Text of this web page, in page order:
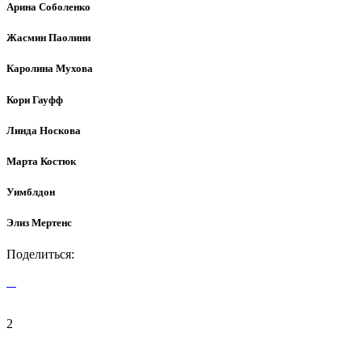
Арина Соболенко
Жасмин Паолини
Каролина Мухова
Кори Гауфф
Линда Носкова
Марта Костюк
Уимблдон
Элиз Мертенс
Поделиться:
2